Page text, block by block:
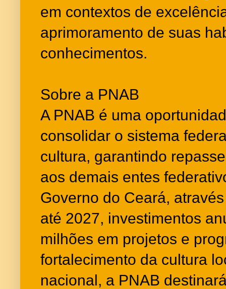
em contextos de
aprimoramento de suas
conhecimentos.
Sobre a PNAB
A PNAB é uma
consolidar o sistema
cultura, garantindo
aos demais entes
Governo do Ceará,
até 2027, investimentos
milhões em projetos e
fortalecimento da cultura
nacional, a PNAB